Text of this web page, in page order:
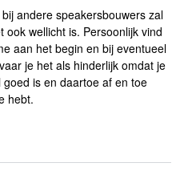
andere speakersbouwers zal
wellicht is. Persoonlijk vind
aan het begin en bij eventueel
je het als hinderlijk omdat je
is en daartoe af en toe
hebt.